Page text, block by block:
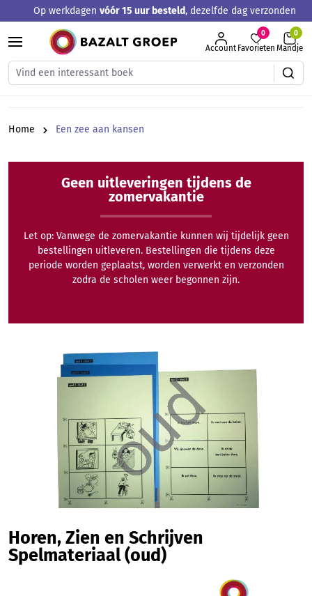
Op werkdagen vóór 15 uur besteld, dezelfde dag verzonden
Account Favorieten Mandje
0
Home Een zee aan kansen
Geen uitleveringen tijdens de
zomervakantie
Let op: Vanwege de zomervakantie kunnen wij tijdelijk geen
bestellingen uitleveren. Bestellingen die tijdens deze
periode worden geplaatst, worden verwerkt en verzonden
zodra de scholen weer begonnen zijn.
Afbeeldingengalerij overslaan
Horen, Zien en Schrijven
Spelmateriaal (oud)